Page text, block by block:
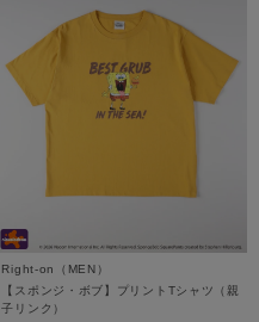
Right-on（MEN）
【スポンジ・ボブ】プリントTシャツ（親
子リンク）